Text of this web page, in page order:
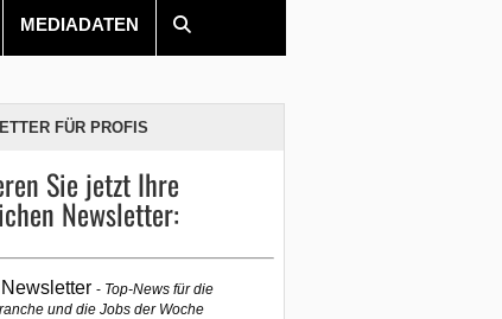
MEDIADATEN
Shop SUCHEN
FÜR PROFIS
Sie jetzt Ihre
Newsletter:
Top-News für die
und die Jobs der Woche